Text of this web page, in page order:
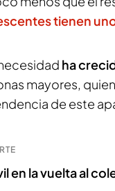
tienen
ha
mayores,
de este
en la vuelta al